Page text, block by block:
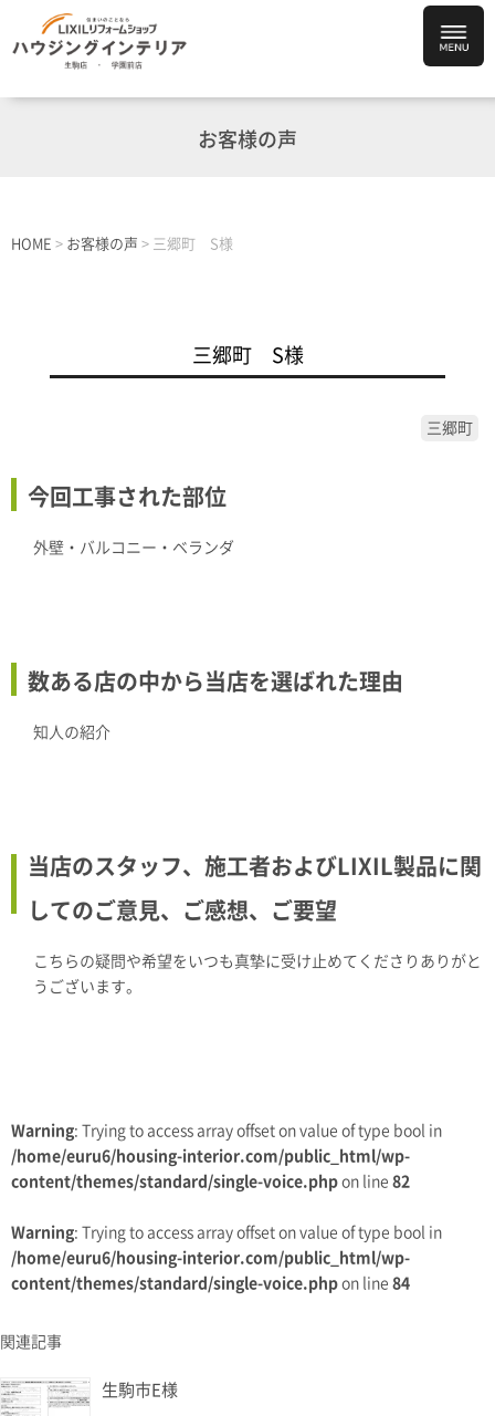
お客様の声
HOME > お客様の声 > 三郷町 S様
三郷町 S様
三郷町
今回工事された部位
外壁・バルコニー・ベランダ
数ある店の中から当店を選ばれた理由
知人の紹介
当店のスタッフ、施工者およびLIXIL製品に関
してのご意見、ご感想、ご要望
こちらの疑問や希望をいつも真摯に受け止めてくださりありがと
うございます。
Warning: Trying to access array offset on value of type bool in
/home/euru6/housing-interior.com/public_html/wp-
content/themes/standard/single-voice.php on line 82
Warning: Trying to access array offset on value of type bool in
/home/euru6/housing-interior.com/public_html/wp-
content/themes/standard/single-voice.php on line 84
関連記事
生駒市E様